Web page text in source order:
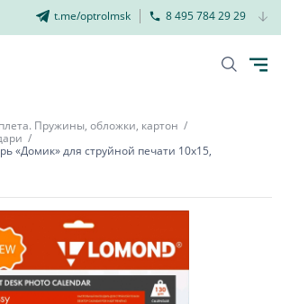
t.me/optrolmsk 8 495 784 29 29
Пружины, обложки, картон
«Домик» для струйной печати 10х15,